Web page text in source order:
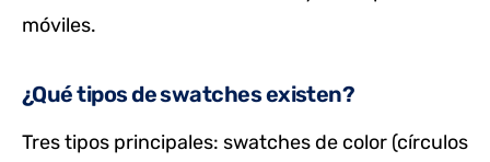
móviles.
¿Qué tipos de swatches existen?
Tres tipos principales: swatches de color (círculos